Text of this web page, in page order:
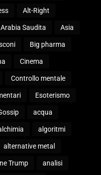
Alt-Right
Arabia Saudita Asia
Big pharma
Cinema
Controllo mentale
Esoterismo
acqua
algoritmi
alternative metal
Trump analisi